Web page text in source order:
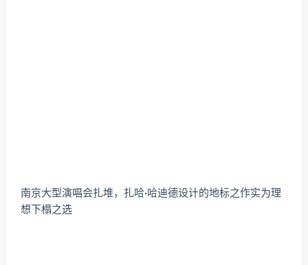
南京大型演唱会扎堆，扎哈·哈迪德设计的地标之作实为理
想下榻之选